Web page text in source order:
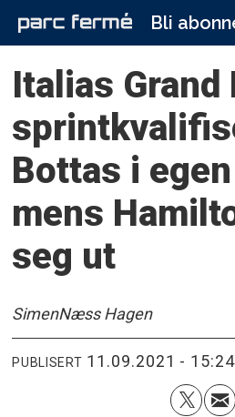
Bli
Italias Grand
Bottas i
mens
seg ut
SimenNæss Hagen
PUBLISERT 11.09.2021 - 15:24